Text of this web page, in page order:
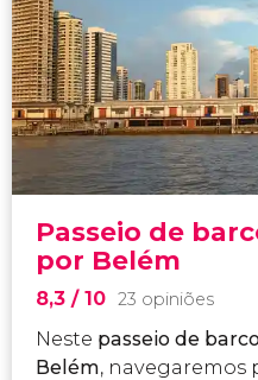
Passeio de
por Belém
8,3 / 10 23 opiniões
Neste passeio de
Belém, navegaremos